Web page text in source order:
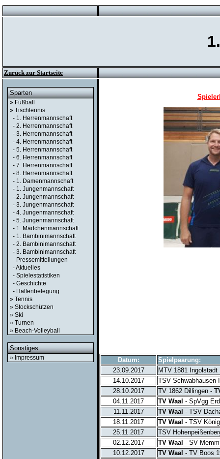
Zurück zur Startseite
Sparten
» Fußball
» Tischtennis
- 1. Herrenmannschaft
- 2. Herrenmannschaft
- 3. Herrenmannschaft
- 4. Herrenmannschaft
- 5. Herrenmannschaft
- 6. Herrenmannschaft
- 7. Herrenmannschaft
- 8. Herrenmannschaft
- 1. Damenmannschaft
- 1. Jungenmannschaft
- 2. Jungenmannschaft
- 3. Jungenmannschaft
- 4. Jungenmannschaft
- 5. Jungenmannschaft
- 1. Mädchenmannschaft
- 1. Bambinimannschaft
- 2. Bambinimannschaft
- 3. Bambinimannschaft
- Pressemitteilungen
- Aktuelles
- Spielestatistiken
- Geschichte
- Hallenbelegung
» Tennis
» Stockschützen
» Ski
» Turnen
» Beach-Volleyball
Sonstiges
» Impressum Datum:
Spielpaarung:
23.09.2017
MTV 1881
14.10.2017
TSV Schwabhausen
28.10.2017
TV 1862 Dillingen -
04.11.2017
TV Waal - SpVgg
11.11.2017
TV Waal - TSV
18.11.2017
TV Waal - TSV
25.11.2017
TSV
02.12.2017
TV Waal - SV
10.12.2017
TV Waal - TV Boos